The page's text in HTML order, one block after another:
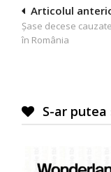
Navigare
în
Articolul
Șase decese
în România
S-ar